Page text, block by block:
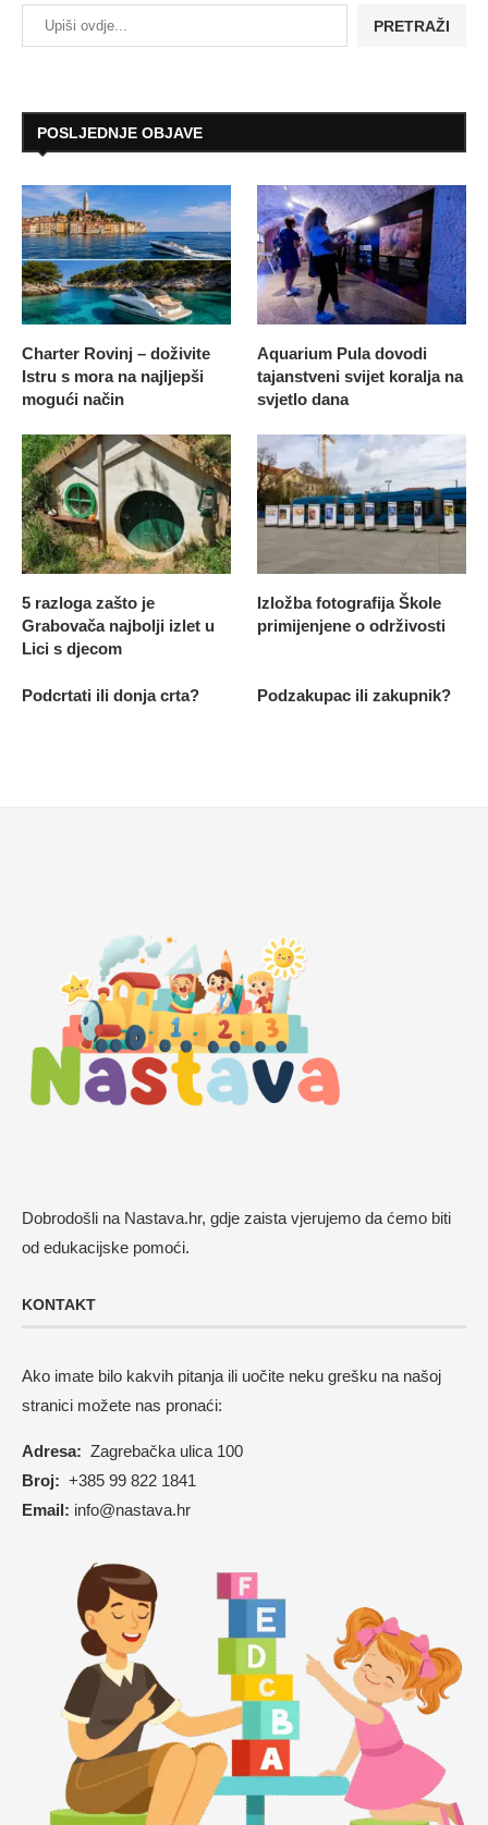
PRETRAŽI
POSLJEDNJE OBJAVE
Charter Rovinj – doživite
Istru s mora na najljepši
mogući način
Aquarium Pula dovodi
tajanstveni svijet koralja na
svjetlo dana
5 razloga zašto je
Grabovača najbolji izlet u
Lici s djecom
Izložba fotografija Škole
primijenjene o održivosti
Podcrtati ili donja crta? Podzakupac ili zakupnik?
Dobrodošli na Nastava.hr, gdje zaista vjerujemo da ćemo biti
od edukacijske pomoći.
KONTAKT
Ako imate bilo kakvih pitanja ili uočite neku grešku na našoj
stranici možete nas pronaći:
Adresa: Zagrebačka ulica 100
Broj: +385 99 822 1841
Email: info@nastava.hr